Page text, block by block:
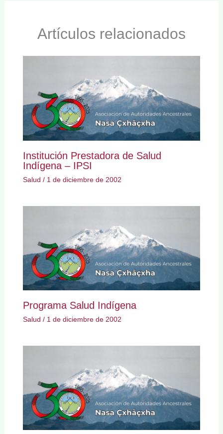
Artículos relacionados
Institución Prestadora de Salud
Indígena – IPSI
Salud / 1 de diciembre de 2002
Programa Salud Indígena
Salud / 1 de diciembre de 2002